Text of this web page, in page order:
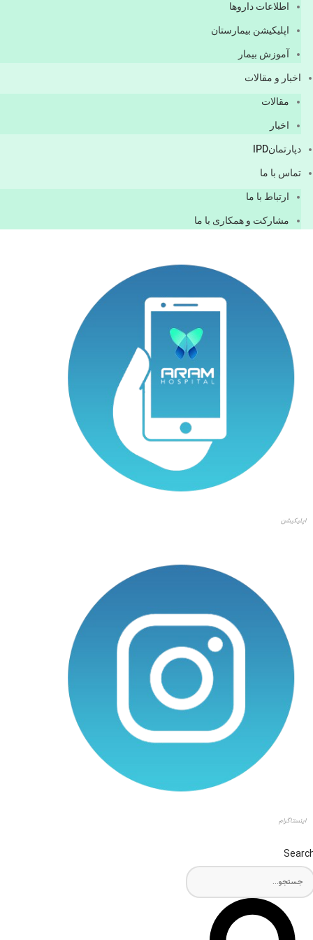
اطلاعات دارو‌ها
اپليكيشن بيمارستان
آموزش بیمار
اخبار و مقالات
مقالات
اخبار
دپارتمانIPD
تماس با ما
ارتباط با ما
مشاركت و همكاری با ما
اپلیکیشن
اینستاگرام